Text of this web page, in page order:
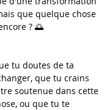
que quelque chose
? 🌅
tu doutes de ta
que tu crains
soutenue dans cette
ou que tu te